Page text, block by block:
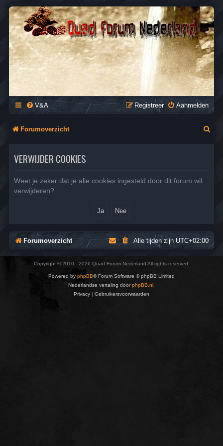
QUAD FORUM NEDERLAND
Het Quad Forum van Nederland en Vlaanderen, voor al je
vragen en antwoorden over Quads en ATV's.
V&A Aanmelden
Registreer
Forumoverzicht
VERWIJDER COOKIES
Weet je zeker dat je alle cookies ingesteld door dit forum wil
verwijderen?
Forumoverzicht Alle tijden zijnUTC+02:00
Copyright © 2010 - 2026 Quad Forum Nederland All rights reserved.
Powered by phpBB® Forum Software © phpBB Limited
Nederlandse vertaling doorphpBB.nl
Privacy | Gebruikersvoorwaarden